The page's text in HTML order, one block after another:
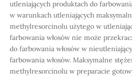
utleniających produktach do
w warunkach utleniających
methylresorcinolu użytego w
farbowania włosów nie może
do farbowania włosów w
farbowania włosów. Maksymalne
methylresorcinolu w preparacie